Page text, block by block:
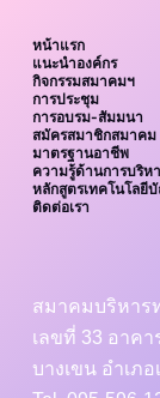
หน้าแรก
แนะนำองค์กร
กิจกรรมสมาคมฯ
การประชุม
การอบรม-สัมมนา
สมัครสมาชิกสมาคม
มาตรฐานอาชีพ
ความรู้ด้านการบริห
หลักสูตรเทคโนโลยี
ติดต่อเรา
สมาคมบริหาร
เลขที่ 33 อาค
บางเขน อำเภ